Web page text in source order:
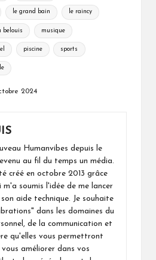
le grand bain le raincy
belouis musique
piscine sports
2024
Humanvibes depuis le
au fil du temps un média.
créé en octobre 2013 grâce
m'a soumis l'idée de me lancer
aide technique. Je souhaite
dans les domaines du
de la communication et
qu'elles vous permettront
améliorer dans vos